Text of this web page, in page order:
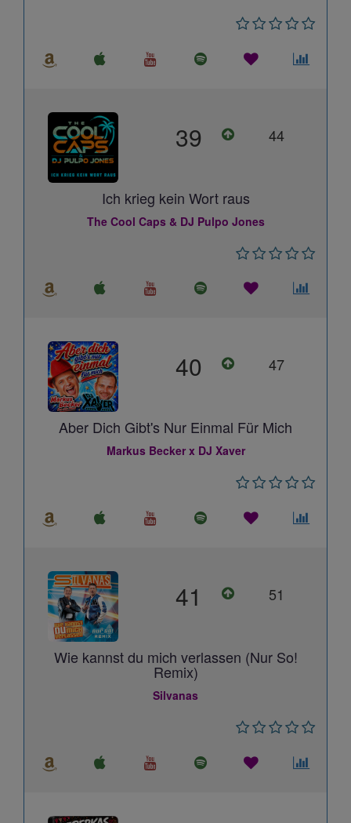
39 44
Ich krieg kein Wort raus
The Cool Caps & DJ Pulpo Jones
40 47
Aber Dich Gibt's Nur Einmal Für Mich
Markus Becker x DJ Xaver
41 51
Wie kannst du mich verlassen (Nur So!
Remix)
Silvanas